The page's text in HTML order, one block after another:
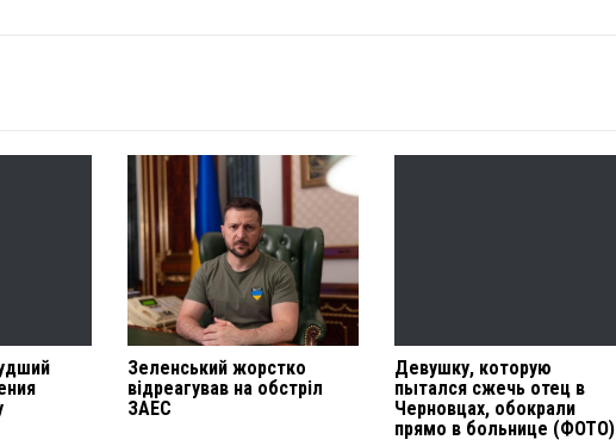
Зеленський жорстко
відреагував на обстріл
ЗАЕС
Девушку, которую
пытался сжечь отец в
Черновцах, обокрали
прямо в больнице (ФОТО)